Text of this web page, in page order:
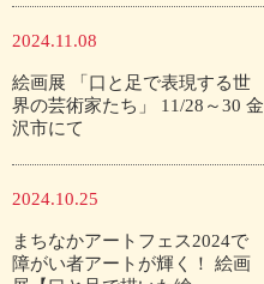
2024.11.08
絵画展 「口と足で表現する世
界の芸術家たち」 11/28～30 金
沢市にて
2024.10.25
まちなかアートフェス2024で
障がい者アートが輝く！ 絵画